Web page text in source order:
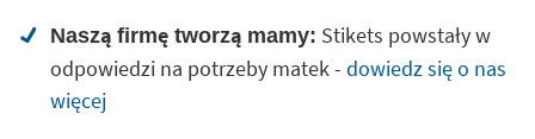
Naszą firmę tworzą mamy: Stikets powstały w
odpowiedzi na potrzeby matek - dowiedz się o nas
więcej